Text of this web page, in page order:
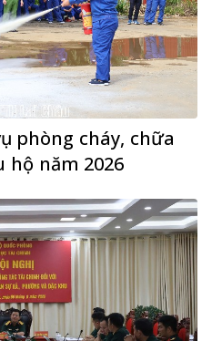
phòng cháy, chữa
hộ năm 2026